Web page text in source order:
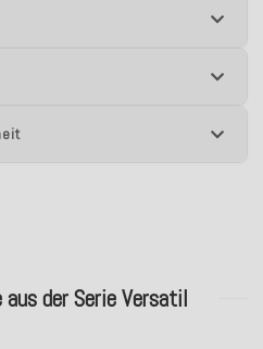
der Serie Versatil